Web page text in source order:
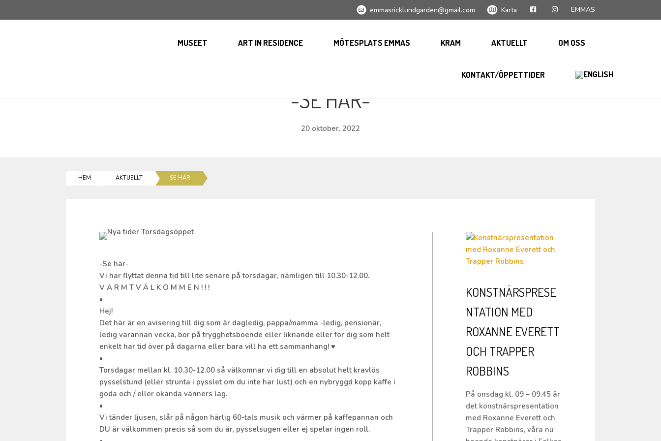
emmasricklundgarden@gmail.com Karta EMMAS
MUSEET ART IN RESIDENCE MÖTESPLATS EMMAS KRAM AKTUELLT OM OSS
KONTAKT/ÖPPETTIDER
-SE HÄR-
20 oktober, 2022
HEM AKTUELLT -SE HÄR-
-Se här-
Vi har flyttat denna tid till lite senare på torsdagar, nämligen till 10.30-12.00.
V A R M T V Ä L K O M M E N ! ! !
•
Hej!
Det här är en avisering till dig som är dagledig, pappa/mamma -ledig, pensionär,
ledig varannan vecka, bor på trygghetsboende eller liknande eller för dig som helt
enkelt har tid över på dagarna eller bara vill ha ett sammanhang! ♥️
•
Torsdagar mellan kl. 10.30-12.00 så välkomnar vi dig till en absolut helt kravlös
pysselstund (eller strunta i pysslet om du inte har lust) och en nybryggd kopp kaffe i
goda och / eller okända vänners lag.
•
Vi tänder ljusen, slår på någon härlig 60-tals musik och värmer på kaffepannan och
DU är välkommen precis så som du är, pysselsugen eller ej spelar ingen roll.
KONSTNÄRSPRESE
NTATION MED
ROXANNE EVERETT
OCH TRAPPER
ROBBINS
På onsdag kl. 09 – 09.45 är
det konstnärspresentation
med Roxanne Everett och
Trapper Robbins, våra nu